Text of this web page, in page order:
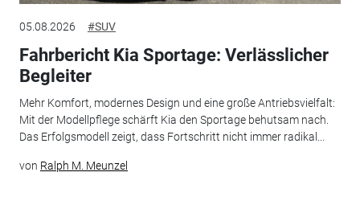
05.08.2026 #SUV
Fahrbericht Kia Sportage: Verlässlicher
Begleiter
Mehr Komfort, modernes Design und eine große Antriebsvielfalt:
Mit der Modellpflege schärft Kia den Sportage behutsam nach.
Das Erfolgsmodell zeigt, dass Fortschritt nicht immer radikal...
von Ralph M. Meunzel